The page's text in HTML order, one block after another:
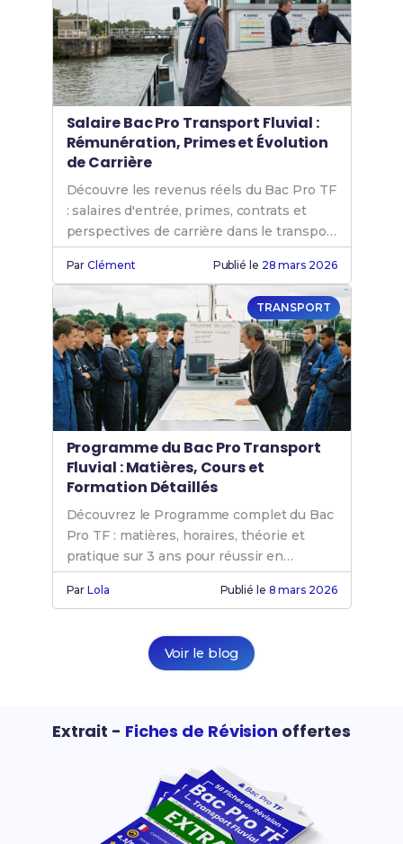
spécifiques .
Salaire Bac Pro Transport Fluvial :
Rémunération, Primes et Évolution
de Carrière
Découvre les revenus réels du Bac Pro TF
: salaires d'entrée, primes, contrats et
perspectives de carrière dans le transport
fluvial.
ParClément Publié le 28 mars 2026
TRANSPORT
Programme du Bac Pro Transport
Fluvial : Matières, Cours et
Formation Détaillés
Découvrez le Programme complet du Bac
Pro TF : matières, horaires, théorie et
pratique sur 3 ans pour réussir en
transport fluvial.
ParLola Publié le 8 mars 2026
Voir le blog
Extrait - Fiches de Révision offertes